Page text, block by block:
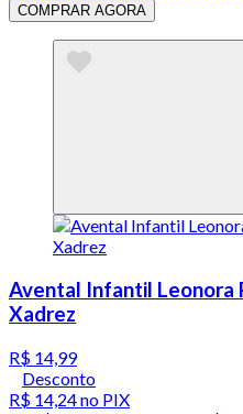
COMPRAR AGORA
Avental Infantil Leonora
Xadrez
R$ 14,99
Desconto
R$ 14,24no PIX